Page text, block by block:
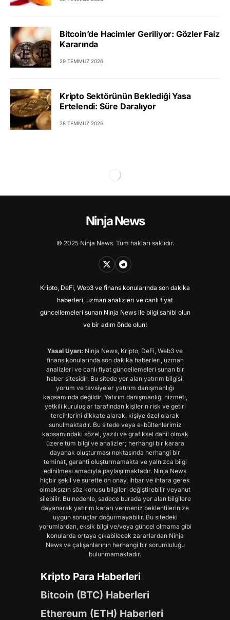
Bitcoin’de Hacimler Geriliyor: Gözler Faiz
Kararında
29 TEMMUZ 2026
Kripto Sektörünün Beklediği Yasa
Ertelendi: Süre Daralıyor
28 TEMMUZ 2026
Ninja News
© 2025 Ninja News. Tüm hakları saklıdır.
Kripto, DeFi, Web3 ve finans konularında son dakika
haberleri, uzman analizleri ve canlı fiyat
güncellemeleri sunan Ninja News ile bilgi sahibi olun
ve bir adım önde olun!
Yasal Uyarı: Ninja News, Kripto, DeFi, Web3 ve
finans konularında son dakika haberleri, uzman
analizleri ve canlı fiyat güncellemeleri sunan bir
haber sitesidir. Bu sitede yer alan yatırım bilgisi,
yorum ve tavsiyeler yatırım danışmanlığı
kapsamında değildir. Yatırım danışmanlığı hizmeti,
yetkili kuruluşlar tarafından kişilerin risk ve getiri
tercihlerini dikkate alarak, kişiye özel olarak
sunulmaktadır. Bu sitede veya e-bültenlerimiz
kapsamındaki sözel, yazılı ve grafiksel dahil olmak
üzere tüm bilgi ve analizler; herhangi bir karara
dayanak oluşturması noktasında herhangi bir
teminat, garanti oluşturmamakta ve yalnızca bilgi
edinilmesi amacıyla paylaşılmaktadır. Ninja News
hiçbir şekil ve surette ön onay, ihbar ve ihtara gerek
olmaksızın söz konusu bilgileri değiştirebilir veyahut
silebilir. Bu nedenle, sadece burada yer alan bilgilere
dayanarak yatırım kararı vermeniz beklentilerinize
uygun sonuçlar doğurmayabilir. Bu sitedeki
yorumlardan, eksik bilgi ve/veya güncel olmama gibi
konularda ortaya çıkabilecek zararlardan Ninja
News ve çalışanlarının herhangi bir sorumluluğu
bulunmamaktadır.
Kripto Para Haberleri
Bitcoin (BTC) Haberleri
Ethereum (ETH) Haberleri